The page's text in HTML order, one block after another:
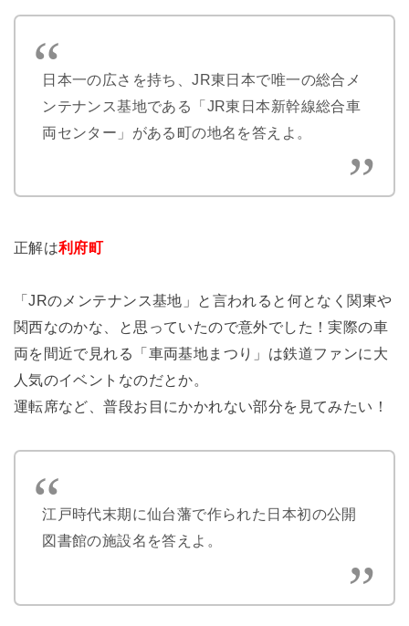
日本一の広さを持ち、JR東日本で唯一の総合メ
ンテナンス基地である「JR東日本新幹線総合車
両センター」がある町の地名を答えよ。
正解は利府町
「JRのメンテナンス基地」と言われると何となく関東や
関西なのかな、と思っていたので意外でした！実際の車
両を間近で見れる「車両基地まつり」は鉄道ファンに大
人気のイベントなのだとか。
運転席など、普段お目にかかれない部分を見てみたい！
江戸時代末期に仙台藩で作られた日本初の公開
図書館の施設名を答えよ。